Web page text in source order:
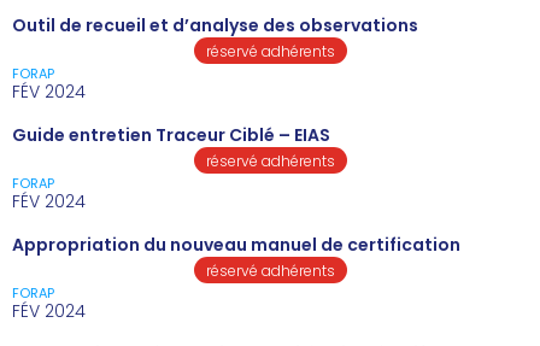
Outil de recueil et d’analyse des observations
réservé adhérents
FORAP
FÉV 2024
Guide entretien Traceur Ciblé – EIAS
réservé adhérents
FORAP
FÉV 2024
Appropriation du nouveau manuel de certification
réservé adhérents
FORAP
FÉV 2024